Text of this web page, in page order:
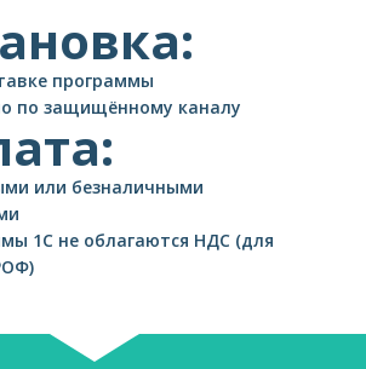
программы
по защищённому каналу
или безналичными
1С не облагаются НДС (для